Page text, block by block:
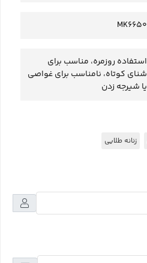
MK6650
استفاده روزمره، مناسب برای
شنای کوتاه، نامناسب برای غواصی
یا شیرجه زدن
زنانه طلایی